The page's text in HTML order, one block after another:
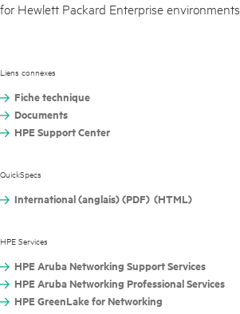
for Hewlett Packard Enterprise environments.
Liens connexes
Fiche technique
Documents
HPE Support Center
QuickSpecs
International (anglais) (PDF) (HTML)
HPE Services
HPE Aruba Networking Support Services
HPE Aruba Networking Professional Services
HPE GreenLake for Networking